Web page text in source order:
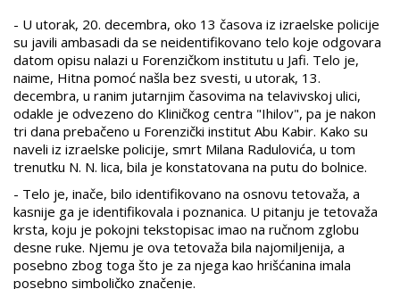
- U utorak, 20. decembra, oko 13 časova iz izraelske policije
su javili ambasadi da se neidentifikovano telo koje odgovara
datom opisu nalazi u Forenzičkom institutu u Jafi. Telo je,
naime, Hitna pomoć našla bez svesti, u utorak, 13.
decembra, u ranim jutarnjim časovima na telavivskoj ulici,
odakle je odvezeno do Kliničkog centra "Ihilov", pa je nakon
tri dana prebačeno u Forenzički institut Abu Kabir. Kako su
naveli iz izraelske policije, smrt Milana Radulovića, u tom
trenutku N. N. lica, bila je konstatovana na putu do bolnice.
- Telo je, inače, bilo identifikovano na osnovu tetovaža, a
kasnije ga je identifikovala i poznanica. U pitanju je tetovaža
krsta, koju je pokojni tekstopisac imao na ručnom zglobu
desne ruke. Njemu je ova tetovaža bila najomiljenija, a
posebno zbog toga što je za njega kao hrišćanina imala
posebno simboličko značenje.